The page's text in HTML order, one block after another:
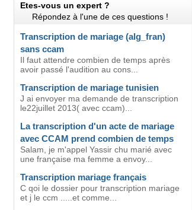
Etes-vous un expert ?
Répondez à l'une de ces questions !
Transcription de mariage (alg_fran)
sans ccam
Il faut attendre combien de temps après
avoir passé l'audition au cons...
Transcription de mariage tunisien
J ai envoyer ma demande de transcription
le22juillet 2013( avec ccam)...
La transcription d'un acte de mariage
avec CCAM prend combien de temps
Salam, je m'appel Yassir chu marié avec
une française ma femme a envoy...
Transcription mariage français
C qoi le dossier pour transcription mariage
et j le ccm .....et comme...